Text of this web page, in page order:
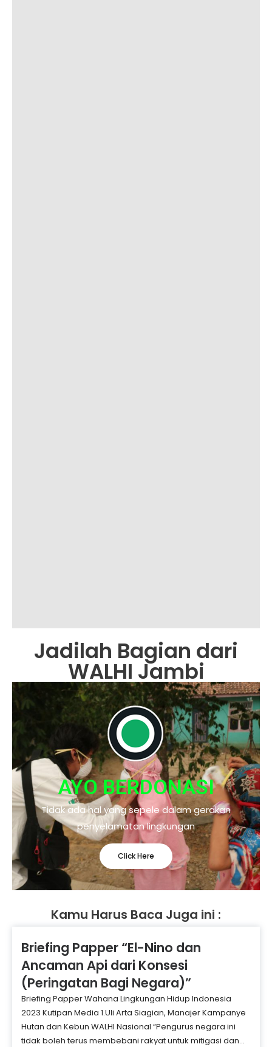
Jadilah Bagian dari
WALHI Jambi
AYO BERDONASI
Tidak ada hal yang sepele dalam gerakan
penyelamatan lingkungan
Click Here
Kamu Harus Baca Juga ini :
Briefing Papper “El-Nino dan
Ancaman Api dari Konsesi
(Peringatan Bagi Negara)”
Briefing Papper Wahana Lingkungan Hidup Indonesia
2023 Kutipan Media 1.Uli Arta Siagian, Manajer Kampanye
Hutan dan Kebun WALHI Nasional “Pengurus negara ini
tidak boleh terus membebani rakyat untuk mitigasi dan...